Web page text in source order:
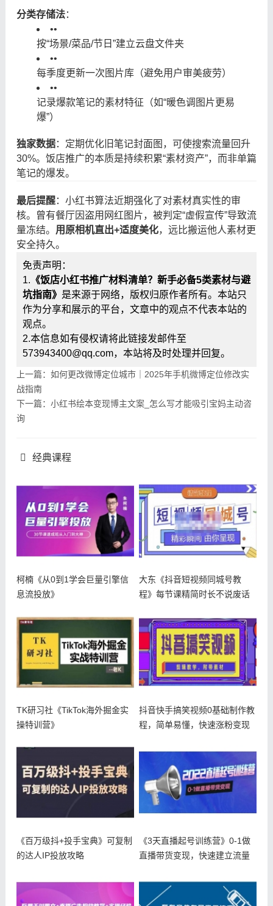
分类存储法：
••
按“场景/菜品/节日”建立云盘文件夹
••
每季度更新一次图片库（避免用户审美疲劳）
••
记录爆款笔记的素材特征（如“暖色调图片更易
爆”）
独家数据：定期优化旧笔记封面图，可使搜索流量回升
30%。饭店推广的本质是持续积累“素材资产”，而非单篇
笔记的爆发。
最后提醒：小红书算法近期强化了对素材真实性的审
核。曾有餐厅因盗用网红图片，被判定“虚假宣传”导致流
量冻结。 用原相机直出+适度美化，远比搬运他人素材更
安全持久。
免责声明：
1. 《饭店小红书推广材料清单？新手必备5类素材与避
坑指南》 是来源于网络，版权归原作者所有。本站只
作为分享和展示的平台，文章中的观点不代表本站的
观点。
2.本信息如有侵权请将此链接发邮件至
573943400@qq.com，本站将及时处理并回复。
上一篇：如何更改微博定位城市｜2025年手机微博定位修改实
战指南
下一篇：小红书绘本变现博主文案_怎么写才能吸引宝妈主动咨
询
经典课程
柯楠《从0到1学会巨量引擎信
息流投放》
大东《抖音短视频同城号教
程》每节课精简时长不说废话
TK研习社《TikTok海外掘金实
操特训营》
抖音快手搞笑视频0基础制作教
程，简单易懂，快速涨粉变现
《百万级抖+投手宝典》可复制
的达人IP投放攻略
《3天直播起号训练营》0-1做
直播带货变现，快速建立流量